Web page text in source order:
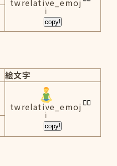
twrelative_emoj
i
copy!
絵文字
twrelative_emoj
i
copy!